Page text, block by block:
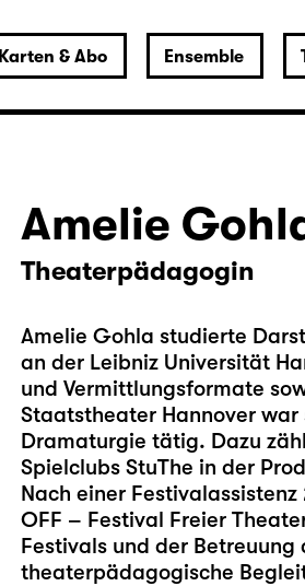
Karten & Abo Ensemble
Amelie
Theaterpädagogin
Amelie Gohla studierte
an der Leibniz Universität
und Vermittlungsformate
Staatstheater Hannover
Dramaturgie tätig. Dazu
Spielclubs StuThe in der
Nach einer
OFF – Festival Freier
Festivals und der
theaterpädagogische